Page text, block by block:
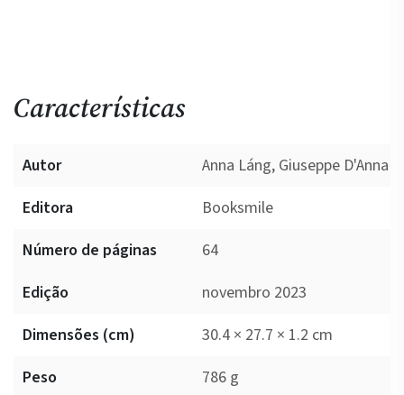
Características
Autor
Anna Láng, Giuseppe D'Anna
Editora
Booksmile
Número de páginas
64
Edição
novembro 2023
Dimensões (cm)
30.4 × 27.7 × 1.2 cm
Peso
786 g